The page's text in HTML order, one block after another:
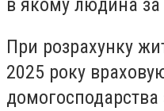
в якому людина за
При розрахунку
2025 року